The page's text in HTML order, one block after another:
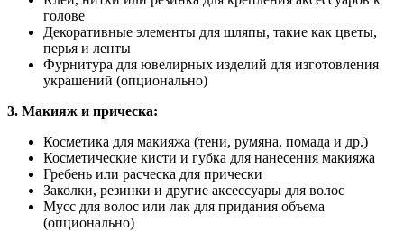
голове
Декоративные элементы для шляпы, такие как цветы,
перья и ленты
Фурнитура для ювелирных изделий для изготовления
украшений (опционально)
3. Макияж и прическа:
Косметика для макияжа (тени, румяна, помада и др.)
Косметические кисти и губка для нанесения макияжа
Гребень или расческа для прически
Заколки, резинки и другие аксессуары для волос
Мусс для волос или лак для придания объема
(опционально)